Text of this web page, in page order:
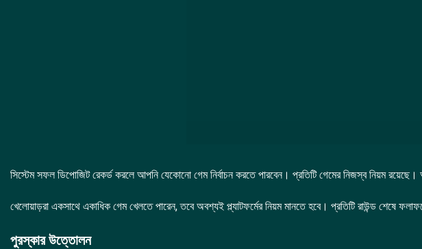
সিস্টেম সফল ডিপোজিট রেকর্ড করলে আপনি যেকোনো গেম নির্বাচন করতে পারবেন। প্রতিটি গেমের নিজস্ব নিয়ম
খেলোয়াড়রা একসাথে একাধিক গেম খেলতে পারেন, তবে অবশ্যই প্ল্যাটফর্মের নিয়ম মানতে হবে। প্রতিটি রাউন্ড শেষে
পুরস্কার উত্তোলন